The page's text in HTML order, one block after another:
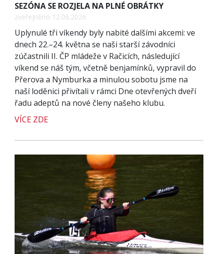
SEZÓNA SE ROZJELA NA PLNÉ OBRÁTKY
zveřejněno 12.06.2026
Uplynulé tři víkendy byly nabité dalšími akcemi: ve
dnech 22.–24. května se naši starší závodníci
zúčastnili II. ČP mládeže v Račicích, následující
víkend se náš tým, včetně benjamínků, vypravil do
Přerova a Nymburka a minulou sobotu jsme na
naší loděnici přivítali v rámci Dne otevřených dveří
řadu adeptů na nové členy našeho klubu.
VÍCE ZDE